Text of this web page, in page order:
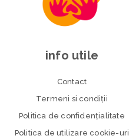
info utile
Contact
Termeni si condiţii
Politica de confidenţialitate
Politica de utilizare cookie-uri